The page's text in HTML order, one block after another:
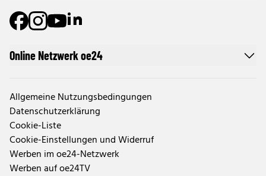
Online Netzwerk oe24
Allgemeine Nutzungsbedingungen
Datenschutzerklärung
Cookie-Liste
Cookie-Einstellungen und Widerruf
Werben im oe24-Netzwerk
Werben auf oe24TV